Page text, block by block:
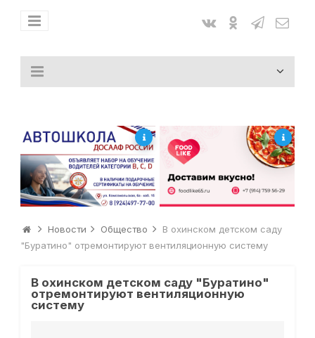
Новости Общество
В охинском детском саду
"Буратино" отремонтируют вентиляционную систему
В охинском детском саду "Буратино"
отремонтируют вентиляционную
систему